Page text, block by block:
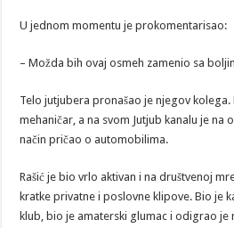
U jednom momentu je prokomentarisao:
– Možda bih ovaj osmeh zamenio sa
Telo jutjubera pronašao je njegov
mehaničar, a na svom Jutjub kanalu je na
način pričao o automobilima.
Rašić je bio vrlo aktivan i na društvenoj
kratke privatne i poslovne klipove. Bio je
klub, bio je amaterski glumac i odigrao